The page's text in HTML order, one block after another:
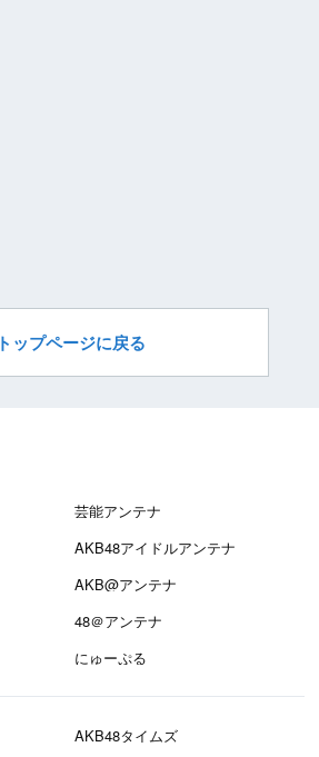
トップページに戻る
芸能アンテナ
AKB48アイドルアンテナ
AKB@アンテナ
48＠アンテナ
にゅーぷる
AKB48タイムズ